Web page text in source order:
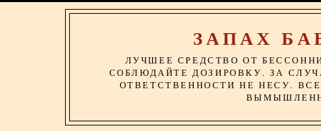
ЗАПАХ
ЛУЧШЕЕ СРЕДСТВО ОТ
СОБЛЮДАЙТЕ ДОЗИРОВКУ. ЗА
ОТВЕТСТВЕННОСТИ НЕ НЕСУ.